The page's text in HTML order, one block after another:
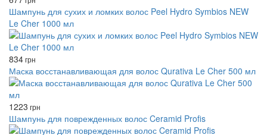
Шампунь для сухих и ломких волос Peel Hydro Symbios NEW
Le Cher 1000 мл
834грн
Маска восстанавливающая для волос Qurativa Le Cher 500 мл
1223 грн
Шампунь для поврежденных волос Ceramid Profis